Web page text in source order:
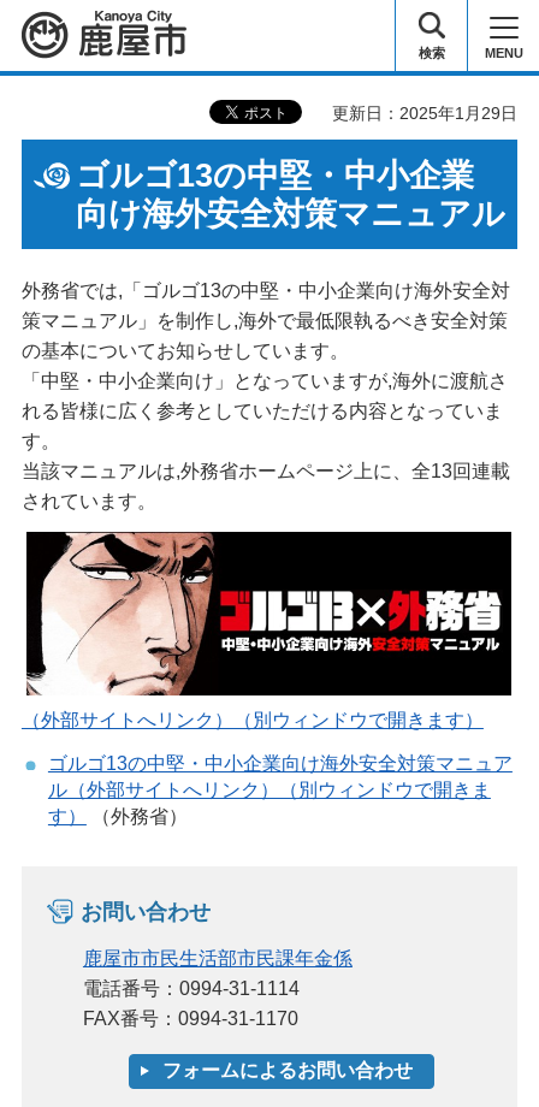
鹿屋市 検索 MENU
更新日：2025年1月29日
ゴルゴ13の中堅・中小企業
向け海外安全対策マニュアル
外務省では,「ゴルゴ13の中堅・中小企業向け海外安全対
策マニュアル」を制作し,海外で最低限執るべき安全対策
の基本についてお知らせしています。
「中堅・中小企業向け」となっていますが,海外に渡航さ
れる皆様に広く参考としていただける内容となっていま
す。
当該マニュアルは,外務省ホームページ上に、全13回連載
されています。
（外部サイトへリンク）（別ウィンドウで開きます）
ゴルゴ13の中堅・中小企業向け海外安全対策マニュア
ル（外部サイトへリンク）（別ウィンドウで開きま
す）
（外務省）
お問い合わせ
鹿屋市市民生活部市民課年金係
電話番号：0994-31-1114
FAX番号：0994-31-1170